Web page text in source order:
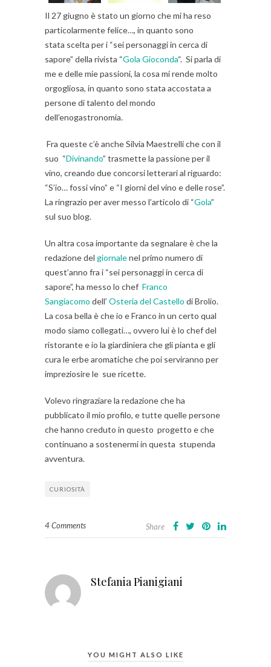
Il 27 giugno è stato un giorno che mi ha reso
particolarmente felice…, in quanto sono
stata scelta per i “sei personaggi in cerca di
sapore” della rivista “Gola Gioconda“. Si parla di
me e delle mie passioni, la cosa mi rende molto
orgogliosa, in quanto sono stata accostata a
persone di talento del mondo
dell’enogastronomia.
Fra queste c’è anche Silvia Maestrelli che con il
suo “Divinando” trasmette la passione per il
vino, creando due concorsi letterari al riguardo:
“S’io… fossi vino” e “I giorni del vino e delle rose”.
La ringrazio per aver messo l’articolo di “Gola”
sul suo blog.
Un altra cosa importante da segnalare è che la
redazione del giornalenel primo numero di
quest’anno fra i “sei personaggi in cerca di
sapore”, ha messo lo chef Franco
Sangiacomo dell’ Osteria del Castello di Brolio.
La cosa bella è che io e Franco in un certo qual
modo siamo collegati…, ovvero lui è lo chef del
ristorante e io la giardiniera che gli pianta e gli
cura le erbe aromatiche che poi serviranno per
impreziosire le sue ricette.
Volevo ringraziare la redazione che ha
pubblicato il mio profilo, e tutte quelle persone
che hanno creduto in questo progetto e che
continuano a sostenermi in questa stupenda
avventura.
CURIOSITÀ
4 Comments Share
Stefania Pianigiani
YOU MIGHT ALSO LIKE